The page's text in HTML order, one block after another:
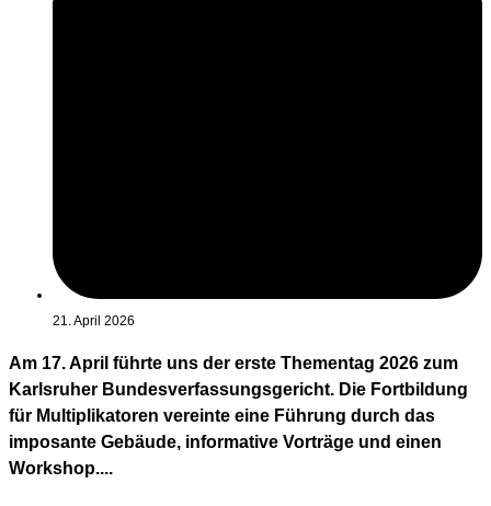
21. April 2026
Am 17. April führte uns der erste Thementag 2026 zum
Karlsruher Bundesverfassungsgericht. Die Fortbildung
für Multiplikatoren vereinte eine Führung durch das
imposante Gebäude, informative Vorträge und einen
Workshop....